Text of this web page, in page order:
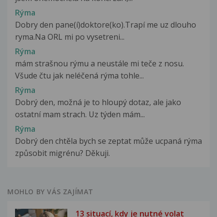
Rýma
Dobry den pane(í)doktore(ko).Trapí me uz dlouho
ryma.Na ORL mi po vysetreni...
Rýma
mám strašnou rýmu a neustále mi teče z nosu.
Všude čtu jak neléčená rýma tohle...
Rýma
Dobrý den, možná je to hloupý dotaz, ale jako
ostatní mam strach. Uz týden mám...
Rýma
Dobrý den chtěla bych se zeptat může ucpaná rýma
způsobit migrénu? Děkuji.
MOHLO BY VÁS ZAJÍMAT
13 situací, kdy je nutné volat